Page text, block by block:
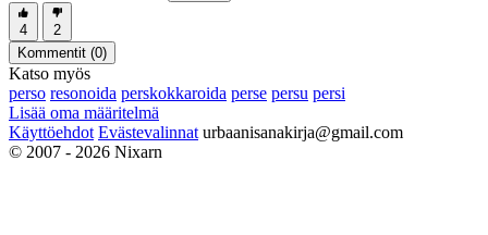
4
2
Kommentit (0)
Katso myös
perso resonoida perskokkaroida perse persu persi
Lisää oma määritelmä
Käyttöehdot Evästevalinnat urbaanisanakirja@gmail.com
© 2007 - 2026 Nixarn